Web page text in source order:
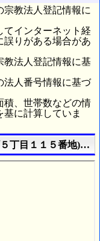
宗教法人登記情報に
てインターネット経
誤りがある場合があ
教法人登記情報に基
法人番号情報に基づ
積、世帯数などの情
に計算していま
丁目１１５番地)』